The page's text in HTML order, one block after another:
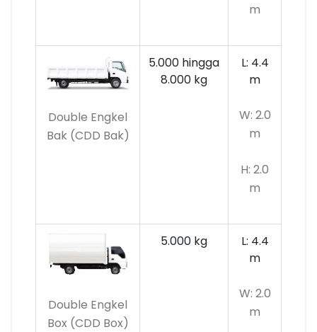
m
Double Engkel
Bak (CDD Bak)
5.000 hingga
8.000 kg
L: 4.4
m
W: 2.0
m
H: 2.0
m
Double Engkel
Box (CDD Box)
5.000 kg
L: 4.4
m
W: 2.0
m